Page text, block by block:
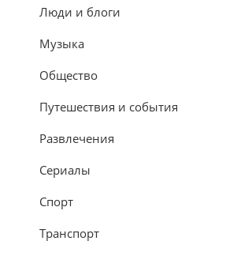
Люди и блоги
Музыка
Общество
Путешествия и события
Развлечения
Сериалы
Спорт
Транспорт